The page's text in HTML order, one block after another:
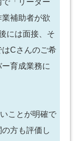
補助者が欲
には面接、そ
Cさんのご希
育成業務に
ことが明確で
方も評価し